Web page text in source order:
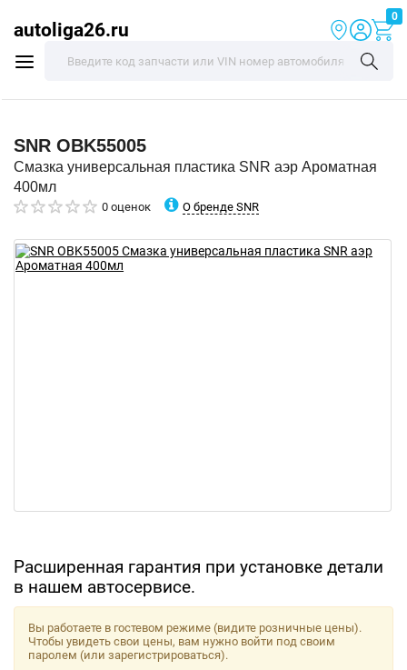
autoliga26.ru
0
SNR OBK55005
Смазка универсальная пластика SNR аэр Ароматная
400мл
0 оценок О бренде SNR
Расширенная гарантия при установке детали
в нашем автосервисе.
Вы работаете в гостевом режиме (видите розничные цены).
Чтобы увидеть свои цены, вам нужно войти под своим
паролем (или зарегистрироваться).